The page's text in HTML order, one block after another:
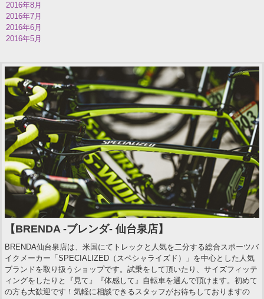
2016年8月
2016年7月
2016年6月
2016年5月
【BRENDA -ブレンダ- 仙台泉店】
BRENDA仙台泉店は、米国にてトレックと人気を二分する総合スポーツバ
イクメーカー「SPECIALIZED（スペシャライズド）」を中心とした人気
ブランドを取り扱うショップです。試乗をして頂いたり、サイズフィッテ
ィングをしたりと『見て』『体感して』自転車を選んで頂けます。初めて
の方も大歓迎です！気軽に相談できるスタッフがお待ちしておりますの